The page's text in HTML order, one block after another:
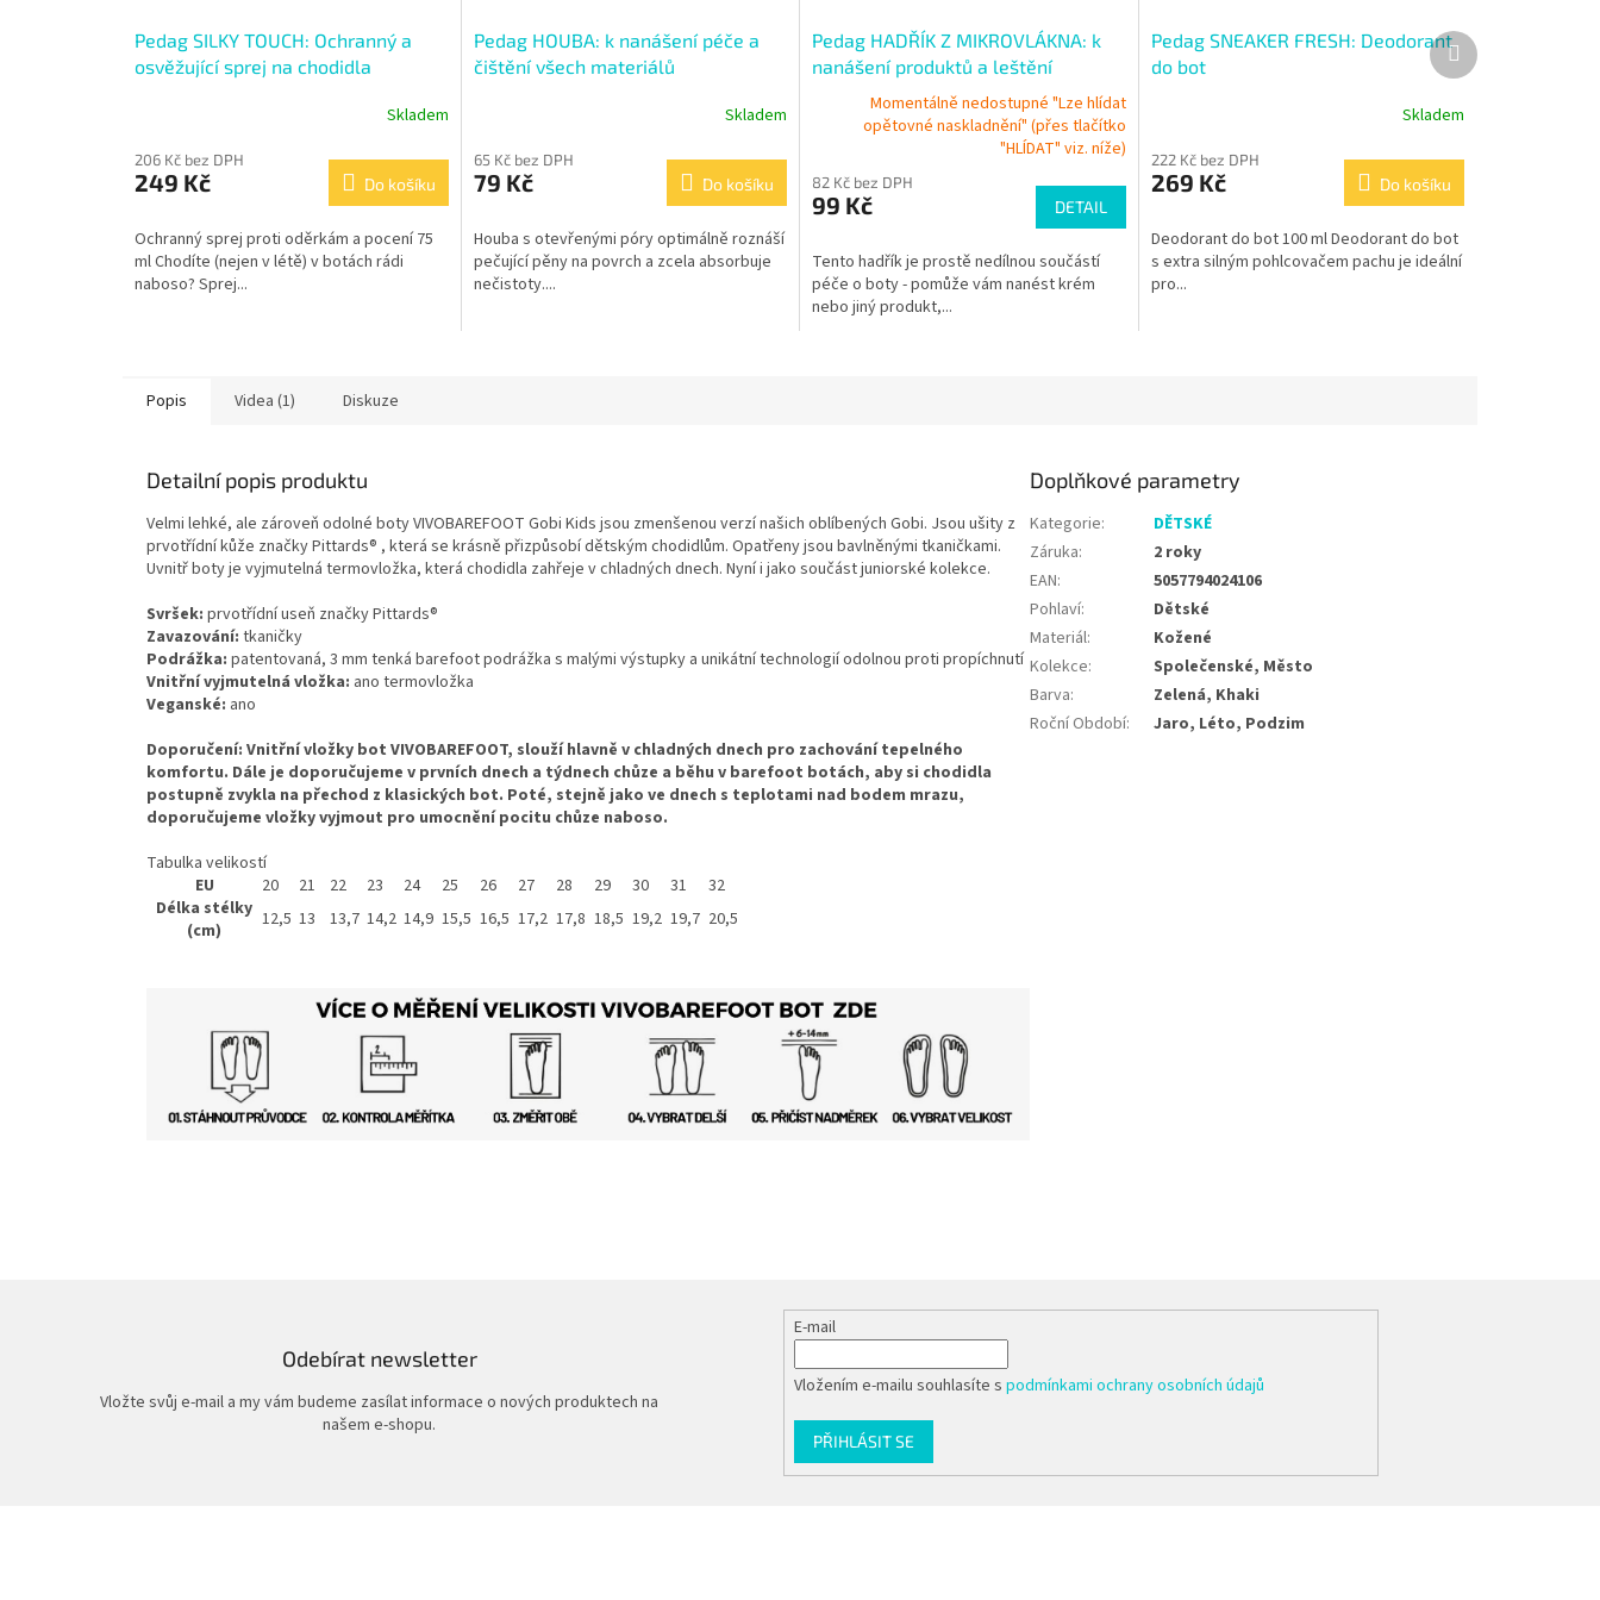
Pedag SILKY TOUCH: Ochranný a
osvěžující sprej na chodidla
Skladem
206 Kč bez DPH
249 Kč Do košíku
Ochranný sprej proti oděrkám a pocení 75
ml Chodíte (nejen v létě) v botách rádi
naboso? Sprej...
Pedag HOUBA: k nanášení péče a
čištění všech materiálů
Skladem
65 Kč bez DPH
79 Kč Do košíku
Houba s otevřenými póry optimálně roznáší
pečující pěny na povrch a zcela absorbuje
nečistoty....
Pedag HADŘÍK Z MIKROVLÁKNA: k
nanášení produktů a leštění
Momentálně nedostupné "Lze hlídat
opětovné naskladnění" (přes tlačítko
"HLÍDAT" viz. níže)
82 Kč bez DPH
99 Kč DETAIL
Tento hadřík je prostě nedílnou součástí
péče o boty - pomůže vám nanést krém
nebo jiný produkt,...
Pedag SNEAKER FRESH: Deodorant
do bot
Skladem
222 Kč bez DPH
269 Kč Do košíku
Deodorant do bot 100 ml Deodorant do bot
s extra silným pohlcovačem pachu je ideální
pro...
Další
produkt
Popis Videa (1) Diskuze
Detailní popis produktu
Velmi lehké, ale zároveň odolné boty VIVOBAREFOOT Gobi Kids jsou zmenšenou verzí našich oblíbených Gobi. Jsou ušity z
prvotřídní kůže značky Pittards® , která se krásně přizpůsobí dětským chodidlům. Opatřeny jsou bavlněnými tkaničkami.
Uvnitř boty je vyjmutelná termovložka, která chodidla zahřeje v chladných dnech. Nyní i jako součást juniorské kolekce.
Svršek: prvotřídní useň značky Pittards®
Zavazování: tkaničky
Podrážka: patentovaná, 3 mm tenká barefoot podrážka s malými výstupky a unikátní technologií odolnou proti propíchnutí
Vnitřní vyjmutelná vložka: ano termovložka
Veganské: ano
Doporučení: Vnitřní vložky bot VIVOBAREFOOT, slouží hlavně v chladných dnech pro zachování tepelného
komfortu. Dále je doporučujeme v prvních dnech a týdnech chůze a běhu v barefoot botách, aby si chodidla
postupně zvykla na přechod z klasických bot. Poté, stejně jako ve dnech s teplotami nad bodem mrazu,
doporučujeme vložky vyjmout pro umocnění pocitu chůze naboso.
Tabulka velikostí
EU
20 21 22 23 24 25 26 27 28 29 30 31
32
Délka stélky
(cm)
12,5 13 13,7 14,2 14,9 15,5 16,5 17,2 17,8 18,5 19,2 19,7 20,5
Doplňkové parametry
Kategorie:
DĚTSKÉ
Záruka:
2 roky
EAN:
5057794024106
Pohlaví:
Dětské
Materiál:
Kožené
Kolekce:
Společenské, Město
Barva:
Zelená, Khaki
Roční Období: Jaro, Léto, Podzim
Odebírat newsletter
Vložte svůj e-mail a my vám budeme zasílat informace o nových produktech na
našem e-shopu.
E-mail
Vložením e-mailu souhlasíte spodmínkami ochrany osobních údajů
PŘIHLÁSIT SE